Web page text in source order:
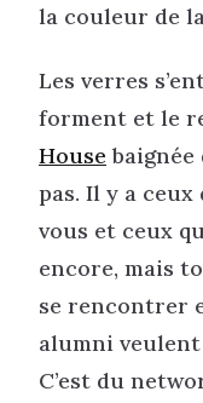
la couleur de
Les verres
forment et le
House
pas. Il y a
vous et ceux
encore, mais
se rencontrer
alumni veulent
C’est du